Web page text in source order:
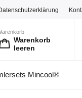
Warenkorb
leeren
Mincool®